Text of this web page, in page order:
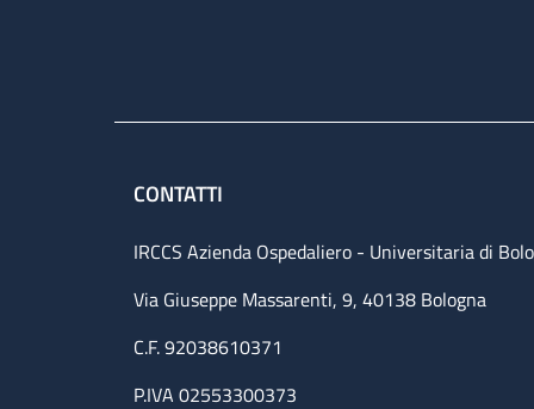
CONTATTI
IRCCS Azienda Ospedaliero - Universitaria di
Via Giuseppe Massarenti, 9, 40138 Bologna
C.F. 92038610371
P.IVA 02553300373